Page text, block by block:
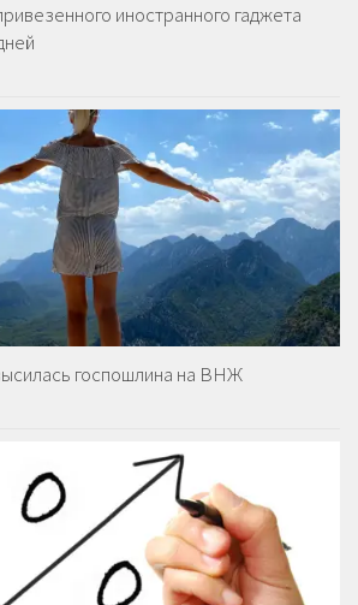
иностранного гаджета
госпошлина на ВНЖ